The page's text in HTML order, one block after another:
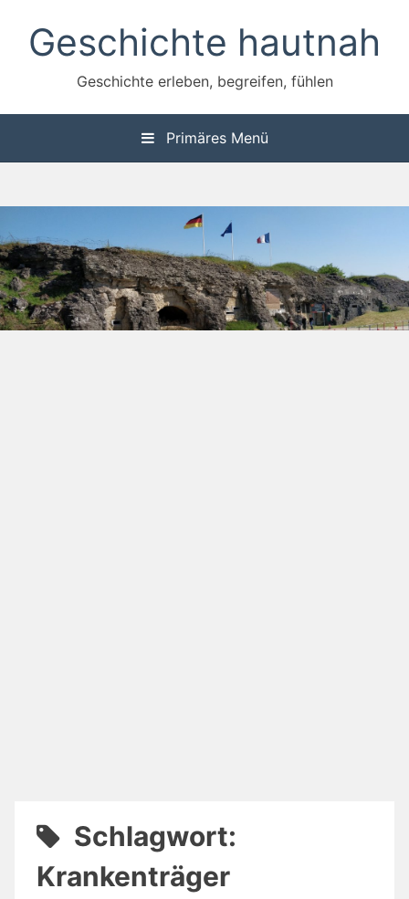
Inhalt
springenGeschichte hautnah
Geschichte erleben, begreifen, fühlen
Primäres Menü
Schlagwort:
Krankenträger